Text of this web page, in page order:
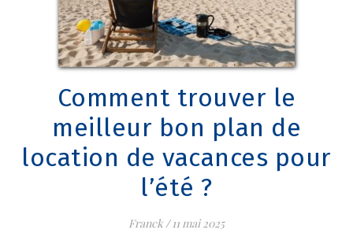
Comment trouver le
meilleur bon plan de
location de vacances​ pour
l’été ?
Franck/ 11 mai 2025